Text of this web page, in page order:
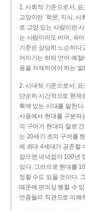
1. 사회적 기준으로서,
교양이란 ‘학문, 지식,
로 교양 있는 사람이란
는 사람이라도 비어, 속
기준은 상당히 느슨하다
어이기는 하되 언어 예
용을 자제하여야 하는 말
2. 시대적 기준으로서, 표
단순히 시간적으로 현재
획에 있는 시대를 말한
사용에서 현대를 구분하
의 구어가 현대의 말로
는 20세기 초의 구어를
에 최대 4세대가 공존할
잡으면 넉넉잡아 100년
있다. 그러므로 현대를
정할 수도 있을 것이다.
때문에 편의상 행할 수
언중들의 직관으로 이해